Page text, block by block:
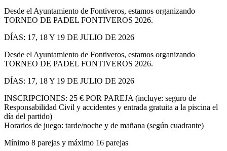
Desde el Ayuntamiento de Fontiveros, estamos organizando
TORNEO DE PADEL FONTIVEROS 2026.
DÍAS: 17, 18 Y 19 DE JULIO DE 2026
Desde el Ayuntamiento de Fontiveros, estamos organizando
TORNEO DE PADEL FONTIVEROS 2026.
DÍAS: 17, 18 Y 19 DE JULIO DE 2026
INSCRIPCIONES: 25 € POR PAREJA (incluye: seguro de
Responsabilidad Civil y accidentes y entrada gratuita a la piscina el
día del partido)
Horarios de juego: tarde/noche y de mañana (según cuadrante)
Mínimo 8 parejas y máximo 16 parejas